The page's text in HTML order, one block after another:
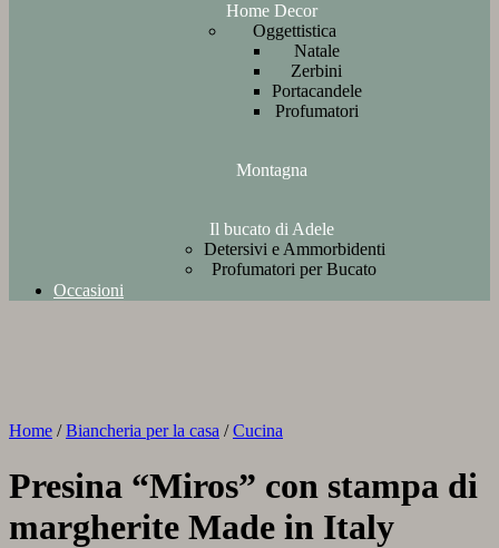
Home Decor
Oggettistica
Natale
Zerbini
Portacandele
Profumatori
Montagna
Il bucato di Adele
Detersivi e Ammorbidenti
Profumatori per Bucato
Occasioni
Home / Biancheria per la casa / Cucina
Presina “Miros” con stampa di
margherite Made in Italy